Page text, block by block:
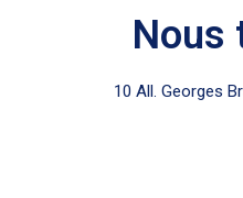
Nous
10 All. Georges